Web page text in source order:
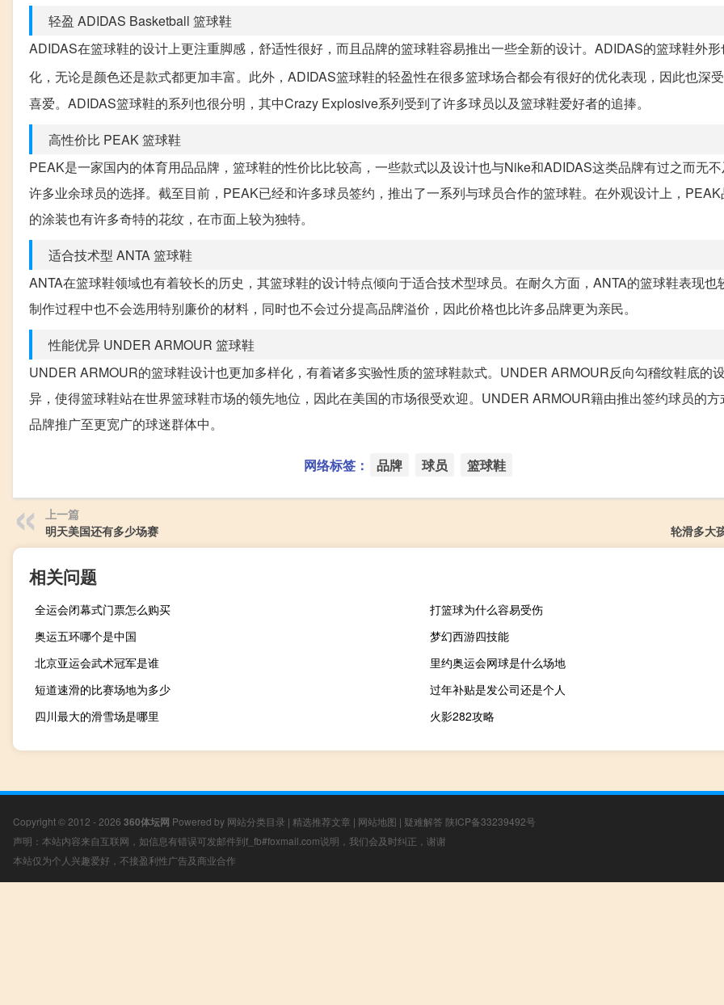
轻盈 ADIDAS Basketball 篮球鞋
ADIDAS在篮球鞋的设计上更注重脚感，舒适性很好，而且品牌的篮球鞋容易推出一些全新的设计。ADIDAS的篮球鞋外
化，无论是颜色还是款式都更加丰富。此外，ADIDAS篮球鞋的轻盈性在很多篮球场合都会有很好的优化表现，因此也深受
喜爱。ADIDAS篮球鞋的系列也很分明，其中Crazy Explosive系列受到了许多球员以及篮球鞋爱好者的追捧。
高性价比 PEAK 篮球鞋
PEAK是一家国内的体育用品品牌，篮球鞋的性价比比较高，一些款式以及设计也与Nike和ADIDAS这类品牌有过之而无
许多业余球员的选择。截至目前，PEAK已经和许多球员签约，推出了一系列与球员合作的篮球鞋。在外观设计上，
的涂装也有许多奇特的花纹，在市面上较为独特。
适合技术型 ANTA 篮球鞋
ANTA在篮球鞋领域也有着较长的历史，其篮球鞋的设计特点倾向于适合技术型球员。在耐久方面，ANTA的篮球鞋表现也
制作过程中也不会选用特别廉价的材料，同时也不会过分提高品牌溢价，因此价格也比许多品牌更为亲民。
性能优异 UNDER ARMOUR 篮球鞋
UNDER ARMOUR的篮球鞋设计也更加多样化，有着诸多实验性质的篮球鞋款式。UNDER ARMOUR反向勾稽纹鞋底的
异，使得篮球鞋站在世界篮球鞋市场的领先地位，因此在美国的市场很受欢迎。UNDER ARMOUR籍由推出签约球员的
品牌推广至更宽广的球迷群体中。
网络标签： 品牌 球员 篮球鞋
上一篇
明天美国还有多少场赛
轮滑多大
相关问题
全运会闭幕式门票怎么购买
打篮球为什么容易受伤
奥运五环哪个是中国
梦幻西游四技能
北京亚运会武术冠军是谁
里约奥运会网球是什么场地
短道速滑的比赛场地为多少
过年补贴是发公司还是个人
四川最大的滑雪场是哪里
火影282攻略
Copyright © 2012 - 2026 360体坛网 Powered by 网站分类目录 | 精选推荐文章 | 网站地图 | 疑难解答 陕ICP备33239492号
声明：本站内容来自互联网，如信息有错误可发邮件到f_fb#foxmail.com说明，我们会及时纠正，谢谢
本站仅为个人兴趣爱好，不接盈利性广告及商业合作